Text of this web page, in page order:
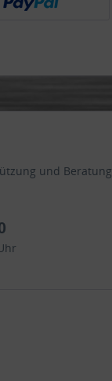
und Beratung